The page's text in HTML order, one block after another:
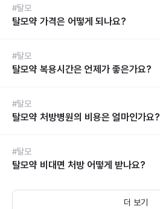
#탈모
탈모약 가격은 어떻게 되나요?
#탈모
탈모약 복용시간은 언제가 좋은가요?
#탈모
탈모약 처방병원의 비용은 얼마인가요?
#탈모
탈모약 비대면 처방 어떻게 받나요?
더 보기